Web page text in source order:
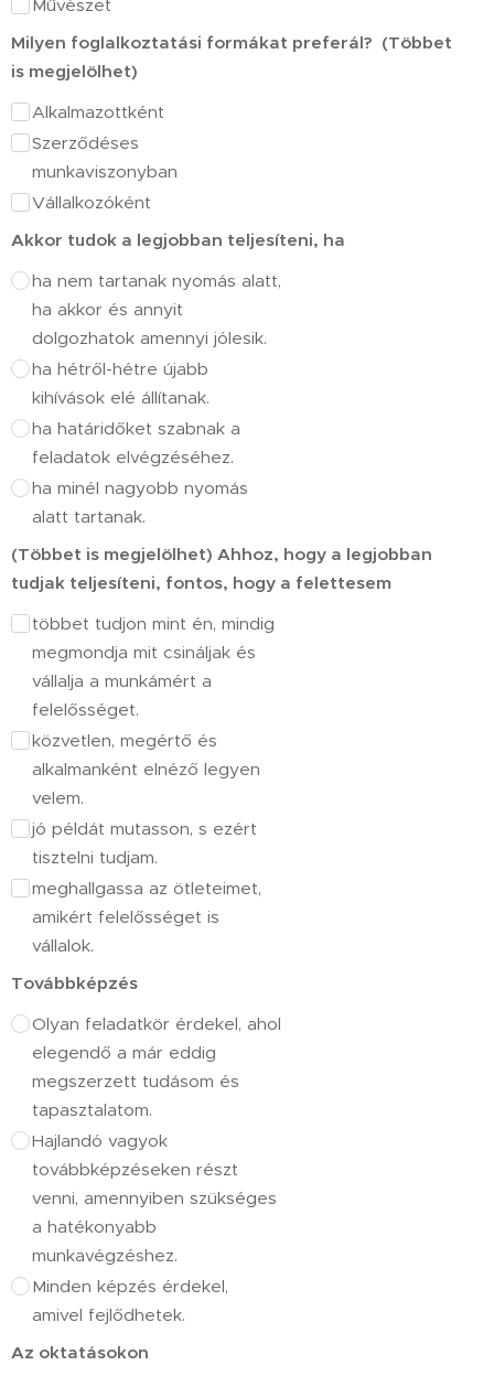
Művészet
Milyen foglalkoztatási formákat preferál? (Többet
is megjelölhet)
Alkalmazottként
Szerződéses
munkaviszonyban
Vállalkozóként
Akkor tudok a legjobban teljesíteni, ha
ha nem tartanak nyomás alatt,
ha akkor és annyit
dolgozhatok amennyi jólesik.
ha hétről-hétre újabb
kihívások elé állítanak.
ha határidőket szabnak a
feladatok elvégzéséhez.
ha minél nagyobb nyomás
alatt tartanak.
(Többet is megjelölhet) Ahhoz, hogy a legjobban
tudjak teljesíteni, fontos, hogy a felettesem
többet tudjon mint én, mindig
megmondja mit csináljak és
vállalja a munkámért a
felelősséget.
közvetlen, megértő és
alkalmanként elnéző legyen
velem.
jó példát mutasson, s ezért
tisztelni tudjam.
meghallgassa az ötleteimet,
amikért felelősséget is
vállalok.
Továbbképzés
Olyan feladatkör érdekel, ahol
elegendő a már eddig
megszerzett tudásom és
tapasztalatom.
Hajlandó vagyok
továbbképzéseken részt
venni, amennyiben szükséges
a hatékonyabb
munkavégzéshez.
Minden képzés érdekel,
amivel fejlődhetek.
Az oktatásokon